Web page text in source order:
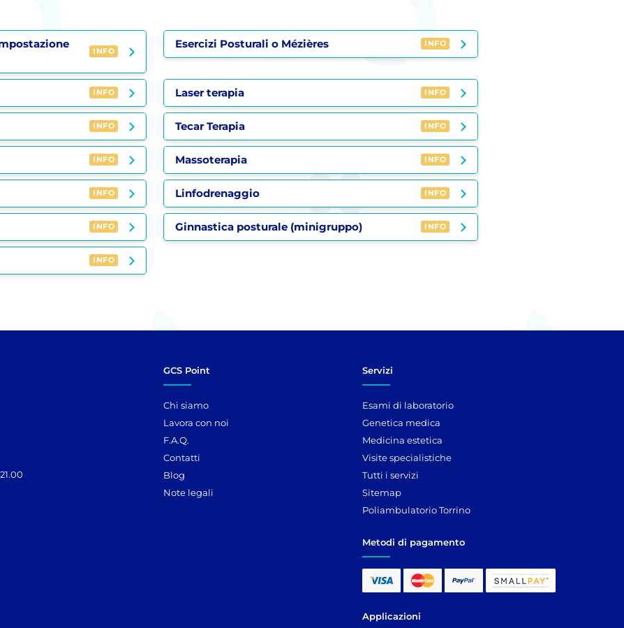
INFO
Esercizi Posturali o Mézières INFO
INFO Laser terapia INFO
INFO Tecar Terapia INFO
INFO Massoterapia INFO
INFO Linfodrenaggio INFO
INFO Ginnastica posturale (minigruppo) INFO
INFO
GCS Point
Chi siamo
Lavora con noi
F.A.Q.
Contatti
Blog
Note legali
Servizi
Esami di laboratorio
Genetica medica
Medicina estetica
Visite specialistiche
Tutti i servizi
Sitemap
Poliambulatorio Torrino
Metodi di pagamento
Applicazioni